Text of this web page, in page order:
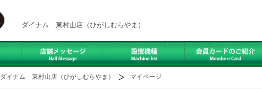
ダイナム 東村山店（ひがしむらやま）
ダイナム 東村山店（ひがしむらやま） マイページ